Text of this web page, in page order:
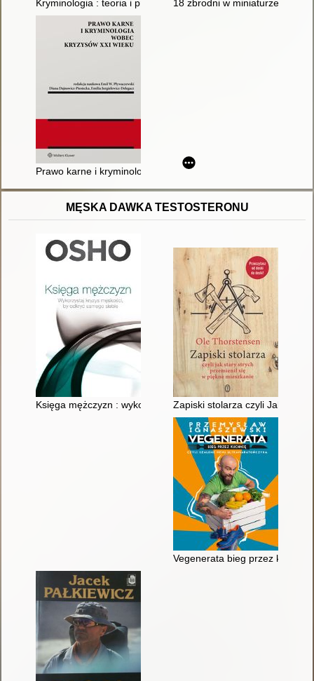
Kryminologia : teoria i praktyka 18 zbrodni w miniaturze :
Prawo karne i kryminologia wobec kryzysów XXI wieku
MĘSKA DAWKA TESTOSTERONU
Księga mężczyzn : wykorzystaj "kryzys męskości", by odkryć
Zapiski stolarza czyli Jak stary
Vegenerata bieg przez